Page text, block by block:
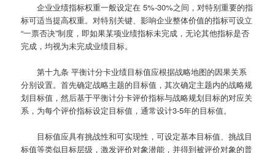
企业业绩指标权重一般设定在 5%-30%之间，对特别重要的指
标可适当提高权重。对特别关键、影响企业整体价值的指标可设立
“一票否决”制度，即如果某项业绩指标未完成，无论其他指标是否
完成，均视为未完成业绩目标。
第十九条 平衡计分卡业绩目标值应根据战略地图的因果关系
分别设置。首先确定战略主题的目标值，其次确定主题内的战略规
划目标值，然后基于平衡计分卡评价指标与战略规划目标的对应关
系，为每个评价指标设定目标值，通常设计3-5年的目标值。
目标值应具有挑战性和可实现性，可设定基本目标值、挑战目
标值等类似目标层级，激发评价对象潜能，并得到被评价对象的普